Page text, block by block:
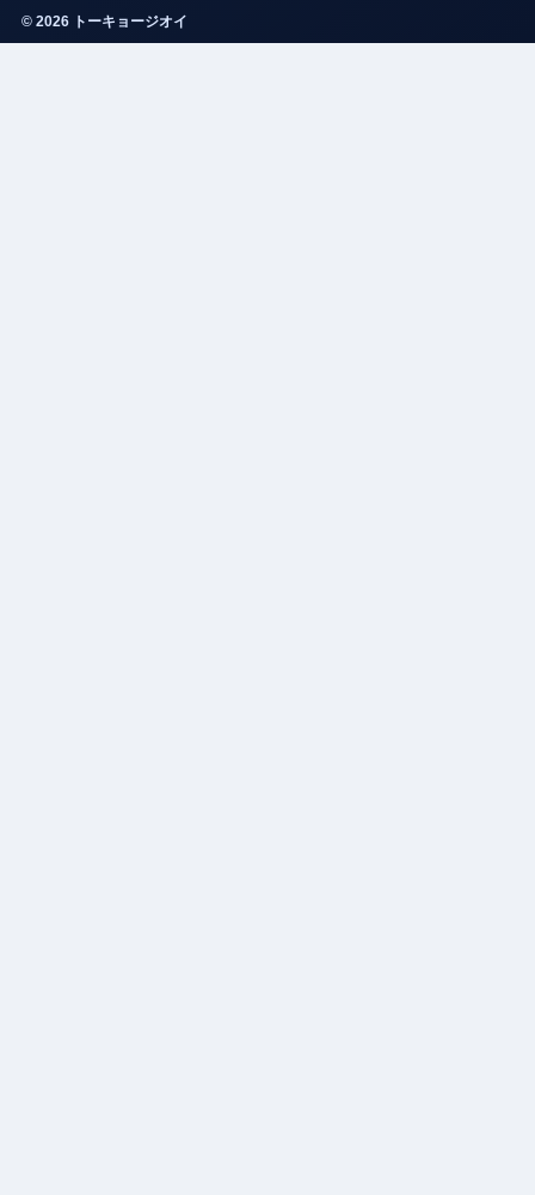
© 2026 トーキョージオイ